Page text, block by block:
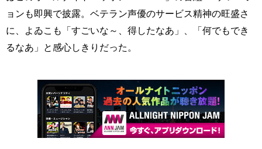
ョンも即興で披露。ベテラン声優のサービス精神の旺盛さ
に、よゐこも「すごいな～、得したなあ」、「何でもでき
るなあ」と感心しきりだった。